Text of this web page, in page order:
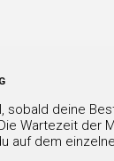
sobald deine
Wartezeit der
auf dem